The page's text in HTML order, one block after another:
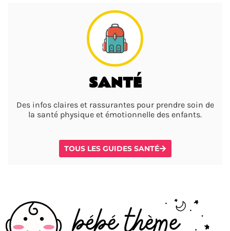
SANTÉ
Des infos claires et rassurantes pour prendre soin de
la santé physique et émotionnelle des enfants.
TOUS LES GUIDES SANTÉ